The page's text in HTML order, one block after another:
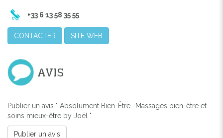
+33 6 13 58 35 55
CONTACTER SITE WEB
AVIS
Publier un avis " Absolument Bien-Être -Massages bien-être et
soins mieux-être by Joël "
Publier un avis